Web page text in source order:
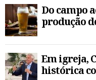
Do campo
produção
Em igreja,
histórica